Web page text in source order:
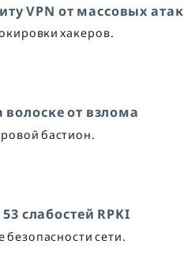
VPN от массовых атак
хакеров.
волоске от взлома
бастион.
слабостей RPKI
сети.